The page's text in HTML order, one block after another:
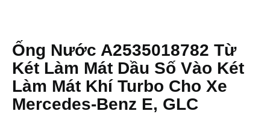
Ống Nước A2535018782 Từ
Két Làm Mát Dầu Số Vào Két
Làm Mát Khí Turbo Cho Xe
Mercedes-Benz E, GLC